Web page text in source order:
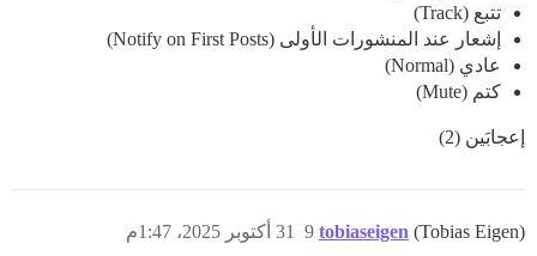
تتبع (Track)
إشعار عند المنشورات الأولى (Notify on First Posts)
عادي (Normal)
كتم (Mute)
إعجابَين (2)
tobiaseigen (Tobias Eigen) 31 أكتوبر 2025، 1:47م 9